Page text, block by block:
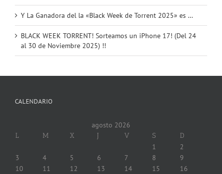
Y La Ganadora del la «Black Week de Torrent 2025» es …
BLACK WEEK TORRENT! Sorteamos un iPhone 17! (Del 24
al 30 de Noviembre 2025) !!
CALENDARIO
agosto 2026
L M X J V S D
1
2
3
4 5 6 7 8
9
10
11 12 13 14 15
16